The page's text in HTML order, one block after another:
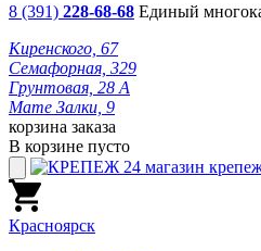
8 (391) 228-68-68 Единый
Киренского, 67
Семафорная, 329
Грунтовая, 28 А
Мате Залки, 9
корзина заказа
В корзине пусто
Красноярск